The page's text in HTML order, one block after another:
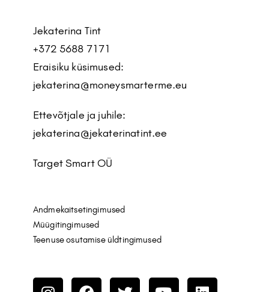
Jekaterina Tint
+372 5688 7171
Eraisiku küsimused:
jekaterina@moneysmarterme.eu
Ettevõtjale ja juhile:
jekaterina@jekaterinatint.ee
Target Smart OÜ
Andmekaitsetingimused
Müügitingimused
Teenuse osutamise üldtingimused